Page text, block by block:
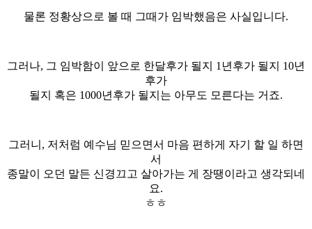
물론 정황상으로 볼 때 그때가 임박했음은 사실입니다.
그러나, 그 임박함이 앞으로 한달후가 될지 1년후가 될지 10년
후가
될지 혹은 1000년후가 될지는 아무도 모른다는 거죠.
그러니, 저처럼 예수님 믿으면서 마음 편하게 자기 할 일 하면
서
종말이 오던 말든 신경끄고 살아가는 게 장땡이라고 생각되네
요.
ㅎㅎ